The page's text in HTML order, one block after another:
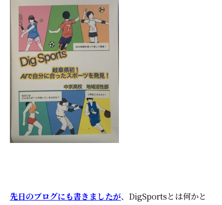
先日のブログにも書きましたが、DigSportsとは何かと